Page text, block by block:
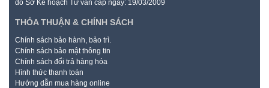
do Sở Kế hoạch Tư vấn cấp ngày: 19/03/2009
THỎA THUẬN & CHÍNH SÁCH
Chính sách bảo hành, bảo trì.
Chính sách bảo mật thông tin
Chính sách đổi trả hàng hóa
Hình thức thanh toán
Hướng dẫn mua hàng online